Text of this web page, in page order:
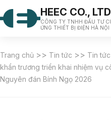
HEEC CO., LTD
CÔNG TY TNHH ĐẦU TƯ
ỨNG THIẾT BỊ ĐIỆN HÀ NỘI
Trang chủ >> Tin tức >> Tin tức
khẩn trương triển khai nhiệm vụ
Nguyên đán Bính Ngọ 2026